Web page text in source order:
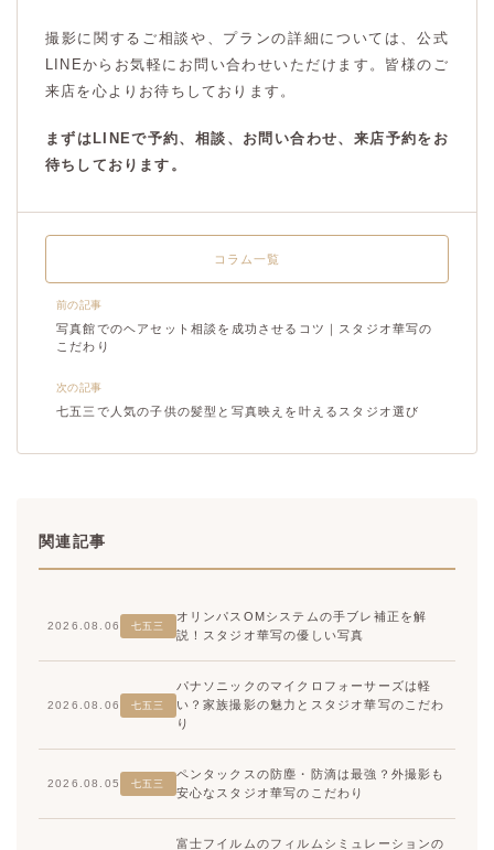
撮影に関するご相談や、プランの詳細については、公式
LINEからお気軽にお問い合わせいただけます。皆様のご
来店を心よりお待ちしております。
まずはLINEで予約、相談、お問い合わせ、来店予約をお
待ちしております。
前の記事
写真館でのヘアセット相談を成功させるコツ｜スタジオ華写の
こだわり
コラム一覧
次の記事
七五三で人気の子供の髪型と写真映えを叶えるスタジオ選び
関連記事
2026.08.06 七五三
オリンパスOMシステムの手ブレ補正を解
説！スタジオ華写の優しい写真
2026.08.06 七五三
パナソニックのマイクロフォーサーズは軽
い？家族撮影の魅力とスタジオ華写のこだわ
り
2026.08.05 七五三
ペンタックスの防塵・防滴は最強？外撮影も
安心なスタジオ華写のこだわり
富士フイルムのフィルムシミュレーションの